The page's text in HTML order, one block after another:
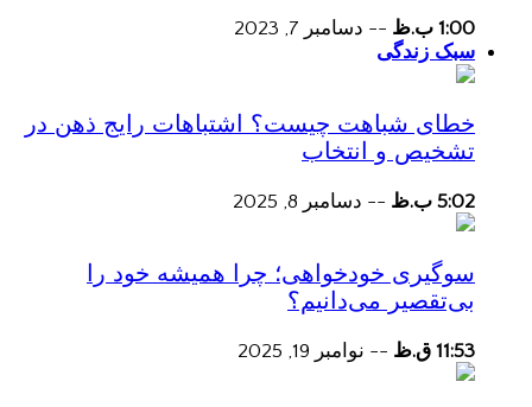
1:00 ب.ظ -- دسامبر 7, 2023
سبک زندگی
خطای شباهت چیست؟ اشتباهات رایج ذهن در
تشخیص و انتخاب
5:02 ب.ظ -- دسامبر 8, 2025
سوگیری خودخواهی؛ چرا همیشه خود را
بی‌تقصیر می‌دانیم؟
11:53 ق.ظ -- نوامبر 19, 2025